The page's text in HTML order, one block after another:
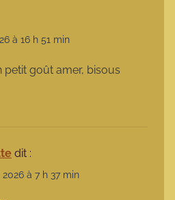
à 16 h 51 min
petit goût amer, bisous
dit :
2026 à 7 h 37 min